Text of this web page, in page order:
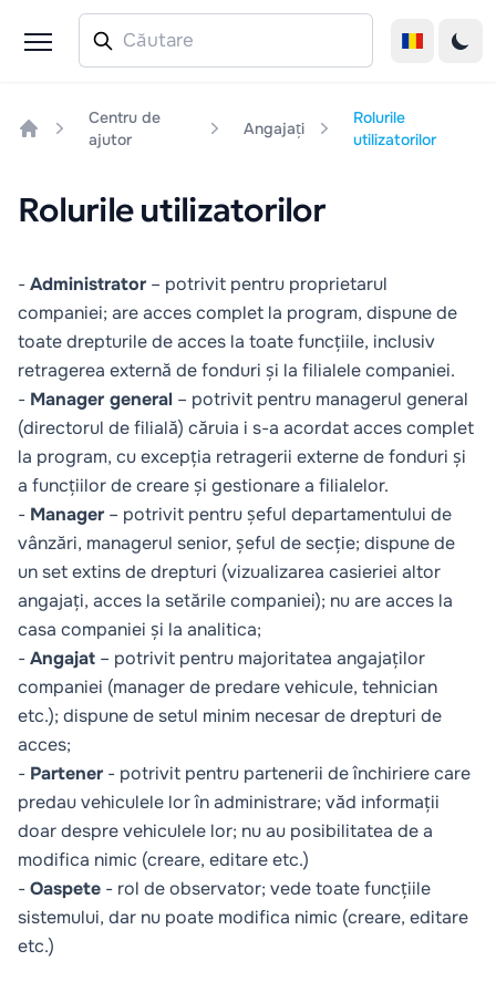
Centru de
ajutor
Angajați
Rolurile
utilizatorilor
Rolurile utilizatorilor
-Administrator – potrivit pentru proprietarul
companiei; are acces complet la program, dispune de
toate drepturile de acces la toate funcțiile, inclusiv
retragerea externă de fonduri și la filialele companiei.
- Manager general – potrivit pentru managerul general
(directorul de filială) căruia i s-a acordat acces complet
la program, cu excepția retragerii externe de fonduri și
a funcțiilor de creare și gestionare a filialelor.
- Manager – potrivit pentru șeful departamentului de
vânzări, managerul senior, șeful de secție; dispune de
un set extins de drepturi (vizualizarea casieriei altor
angajați, acces la setările companiei); nu are acces la
casa companiei și la analitica;
-Angajat – potrivit pentru majoritatea angajaților
companiei (manager de predare vehicule, tehnician
etc.); dispune de setul minim necesar de drepturi de
acces;
- Partener - potrivit pentru partenerii de închiriere care
predau vehiculele lor în administrare; văd informații
doar despre vehiculele lor; nu au posibilitatea de a
modifica nimic (creare, editare etc.)
-Oaspete - rol de observator; vede toate funcțiile
sistemului, dar nu poate modifica nimic (creare, editare
etc.)